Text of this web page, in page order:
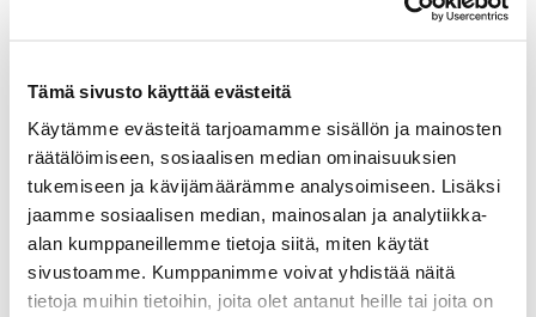
Tämä sivusto käyttää evästeitä
Käytämme evästeitä tarjoamamme sisällön ja mainosten
räätälöimiseen, sosiaalisen median ominaisuuksien
tukemiseen ja kävijämäärämme analysoimiseen. Lisäksi
jaamme sosiaalisen median, mainosalan ja analytiikka-
alan kumppaneillemme tietoja siitä, miten käytät
sivustoamme. Kumppanimme voivat yhdistää näitä
tietoja muihin tietoihin, joita olet antanut heille tai joita on